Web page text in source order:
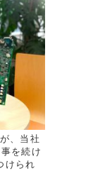
、当社
を続け
けられ